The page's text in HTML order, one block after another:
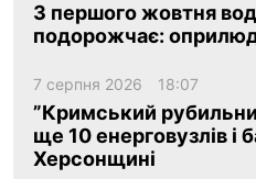
З першого жовтня
подорожчає:
7 серпня 2026 18:07
”Кримський
ще 10 енерговузлів і
Херсонщині